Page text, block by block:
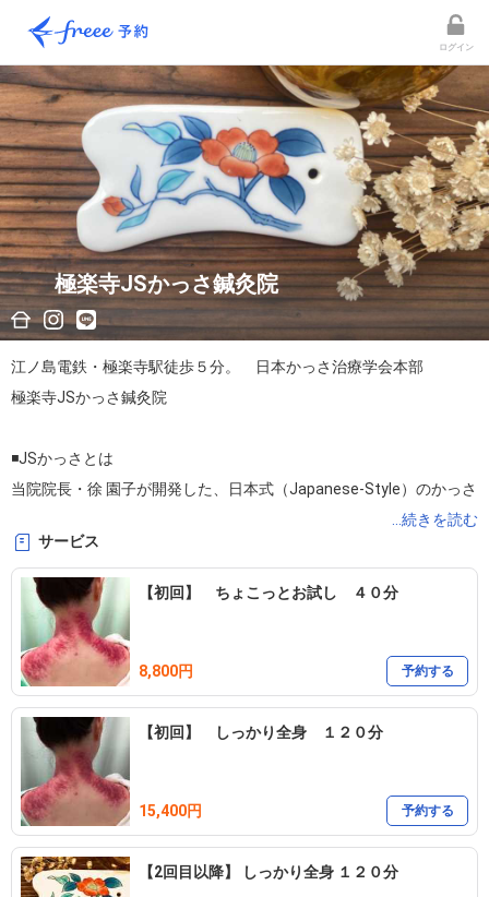
ログイン
極楽寺JSかっさ鍼灸院
江ノ島電鉄・極楽寺駅徒歩５分。　日本かっさ治療学会本部
極楽寺JSかっさ鍼灸院
◾️JSかっさとは
当院院長・徐 園子が開発した、日本式（Japanese-Style）のかっさ
療法です。コロナ後遺症や慢性疲労症候群をはじめ、婦人科系、運
動器系のつらい慢性症状に高い効果を発揮し、医療機関でも導入さ
れています。
◾️当院の施術方針
現在の不調だけでなく、過去の経緯も含めてお身体のお悩みを総合
また、ご自身で不調を予防できるよう「セルフケア法」もお伝え
し、根本からの健康を目指します。
◾️ご変更、キャンセルは、前日までに公式LINE ID：@kassa よりメー
ルにて、またはお電話にて（0467-50-2829）お願いします。
◾️当日のキャンセルはお断りしておりますが、天候不順や交通事情、
...続きを読む
サービス
【初回】 ちょこっとお試し ４０分
8,800円 予約する
【初回】 しっかり全身 １２０分
15,400円 予約する
【2回目以降】 しっかり全身 １２０分